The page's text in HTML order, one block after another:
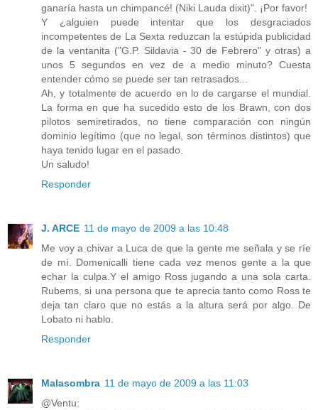
ganaría hasta un chimpancé! (Niki Lauda dixit)". ¡Por favor!
Y ¿alguien puede intentar que los desgraciados
incompetentes de La Sexta reduzcan la estúpida publicidad
de la ventanita ("G.P. Sildavia - 30 de Febrero" y otras) a
unos 5 segundos en vez de a medio minuto? Cuesta
entender cómo se puede ser tan retrasados...
Ah, y totalmente de acuerdo en lo de cargarse el mundial.
La forma en que ha sucedido esto de los Brawn, con dos
pilotos semiretirados, no tiene comparación con ningún
dominio legítimo (que no legal, son términos distintos) que
haya tenido lugar en el pasado.
Un saludo!
Responder
J. ARCE 11 de mayo de 2009 a las 10:48
Me voy a chivar a Luca de que la gente me señala y se ríe
de mí. Domenicalli tiene cada vez menos gente a la que
echar la culpa.Y el amigo Ross jugando a una sola carta.
Rubems, si una persona que te aprecia tanto como Ross te
deja tan claro que no estás a la altura será por algo. De
Lobato ni hablo.
Responder
Malasombra 11 de mayo de 2009 a las 11:03
@Ventu: